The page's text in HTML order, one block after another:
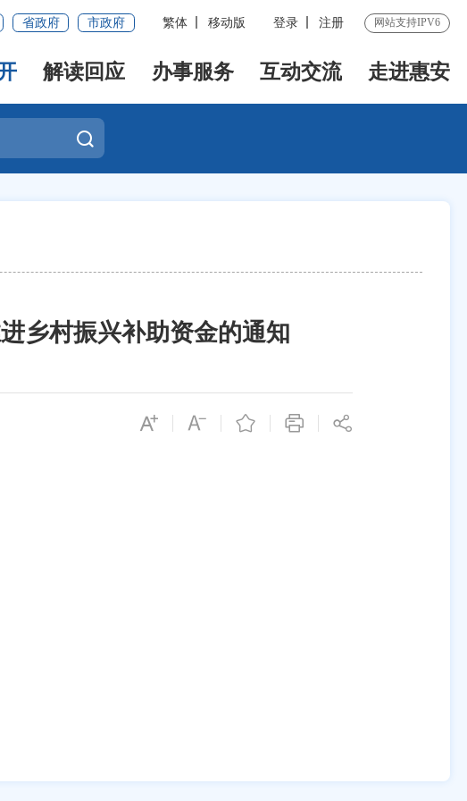
省政府 市政府 繁体 移动版 登录 注册 网站支持IPV6
解读回应 办事服务 互动交流 走进惠安
乡村振兴补助资金的通知